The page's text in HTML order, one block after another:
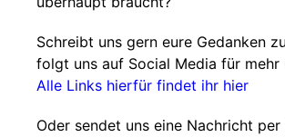
Schreibt uns gern eure Gedanken
folgt uns auf Social Media für mehr
Alle Links hierfür findet ihr hier
Oder sendet uns eine Nachricht per